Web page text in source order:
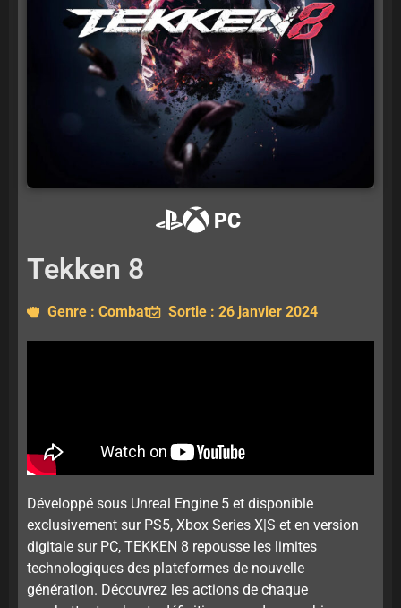
PC
Tekken 8
Genre : Combat Sortie : 26 janvier 2024
Développé sous Unreal Engine 5 et disponible
exclusivement sur PS5, Xbox Series X|S et en version
digitale sur PC, TEKKEN 8 repousse les limites
technologiques des plateformes de nouvelle
génération. Découvrez les actions de chaque